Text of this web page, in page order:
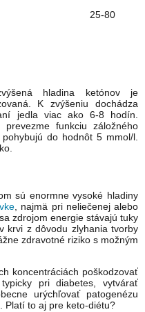
25-80
hladina ketónov je
K zvýšeniu dochádza
jedla viac ako 6-8 hodín.
funkciu záložného
do hodnôt 5 mmol/l.
sú enormne vysoké hladiny
, najmä pri neliečenej alebo
zdrojom energie stávajú tuky
krvi z dôvodu zlyhania tvorby
zdravotné riziko s možným
koncentráciách poškodzovať
pri diabetes, vytvárať
urýchľovať patogenézu
Platí to aj pre keto-diétu?